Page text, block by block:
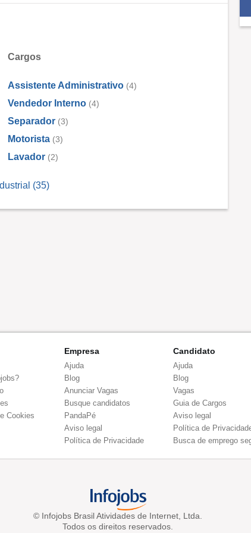
Cargos
Assistente Administrativo (4)
Vendedor Interno (4)
Separador (3)
Motorista (3)
Lavador (2)
(35)
Cookies
Empresa
Ajuda
Blog
Anunciar Vagas
Busque candidatos
PandaPé
Aviso legal
Política de Privacidade
Candidato
Ajuda
Blog
Vagas
Guia de Cargos
Aviso legal
Política de
Busca de emprego
© Infojobs Brasil Atividades de Internet, Ltda.
Todos os direitos reservados.